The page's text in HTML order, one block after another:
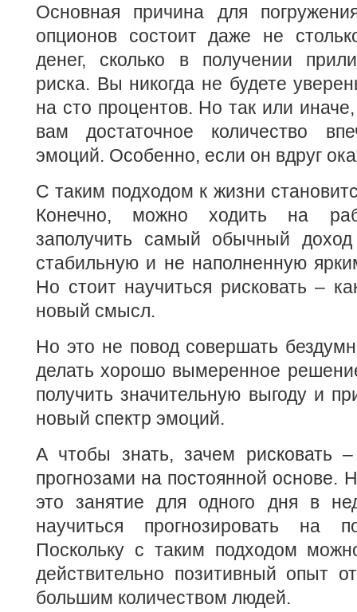
Основная причина для
опционов состоит даже не
денег, сколько в получении
риска. Вы никогда не будете
на сто процентов. Но так или
вам достаточное количество
эмоций. Особенно, если он вдруг
С таким подходом к жизни
Конечно, можно ходить на
заполучить самый обычный
стабильную и не наполненную
Но стоит научиться рисковать –
новый смысл.
Но это не повод совершать
делать хорошо вымеренное
получить значительную выгоду и
новый спектр эмоций.
А чтобы знать, зачем рисковать
прогнозами на постоянной основе.
это занятие для одного дня в
научиться прогнозировать на
Поскольку с таким подходом
действительно позитивный опыт
большим количеством людей.